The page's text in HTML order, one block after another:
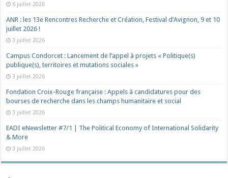
6 juillet 2026
ANR : les 13e Rencontres Recherche et Création, Festival d’Avignon, 9 et 10
juillet 2026 !
3 juillet 2026
Campus Condorcet : Lancement de l’appel à projets « Politique(s)
publique(s), territoires et mutations sociales »
3 juillet 2026
Fondation Croix-Rouge française : Appels à candidatures pour des
bourses de recherche dans les champs humanitaire et social
3 juillet 2026
EADI eNewsletter #7/1 | The Political Economy of International Solidarity
& More
3 juillet 2026